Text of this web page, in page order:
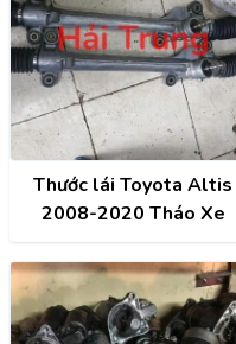
Thước lái Toyota Altis
2008-2020 Tháo Xe